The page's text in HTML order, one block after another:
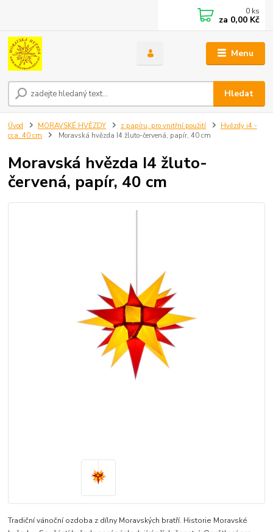
Menu
Hledat
0 ks
za 0,00 Kč
Úvod MORAVSKÉ HVĚZDY z papíru, pro vnitřní použití
Hvězdy i4 -
cca. 40 cm
Moravská hvězda I4 žluto-červená, papír, 40 cm
Moravská hvězda I4 žluto-
červená, papír, 40 cm
Tradiční vánoční ozdoba z dílny Moravských bratří. Historie Moravské